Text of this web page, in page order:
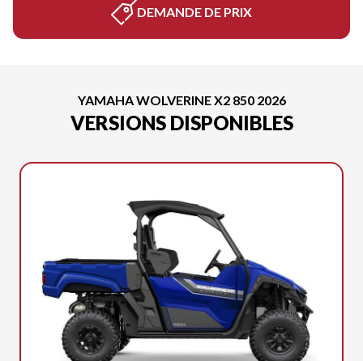
DEMANDE DE PRIX
YAMAHA WOLVERINE X2 850 2026
VERSIONS DISPONIBLES